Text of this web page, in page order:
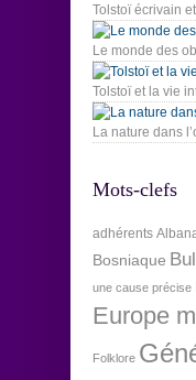
Tolstoï écrivain
Le monde des
Tolstoï et la vie
La nature dans
Mots-clefs
adhérents
Bosniaque
une cause précise
Europe
Folklore